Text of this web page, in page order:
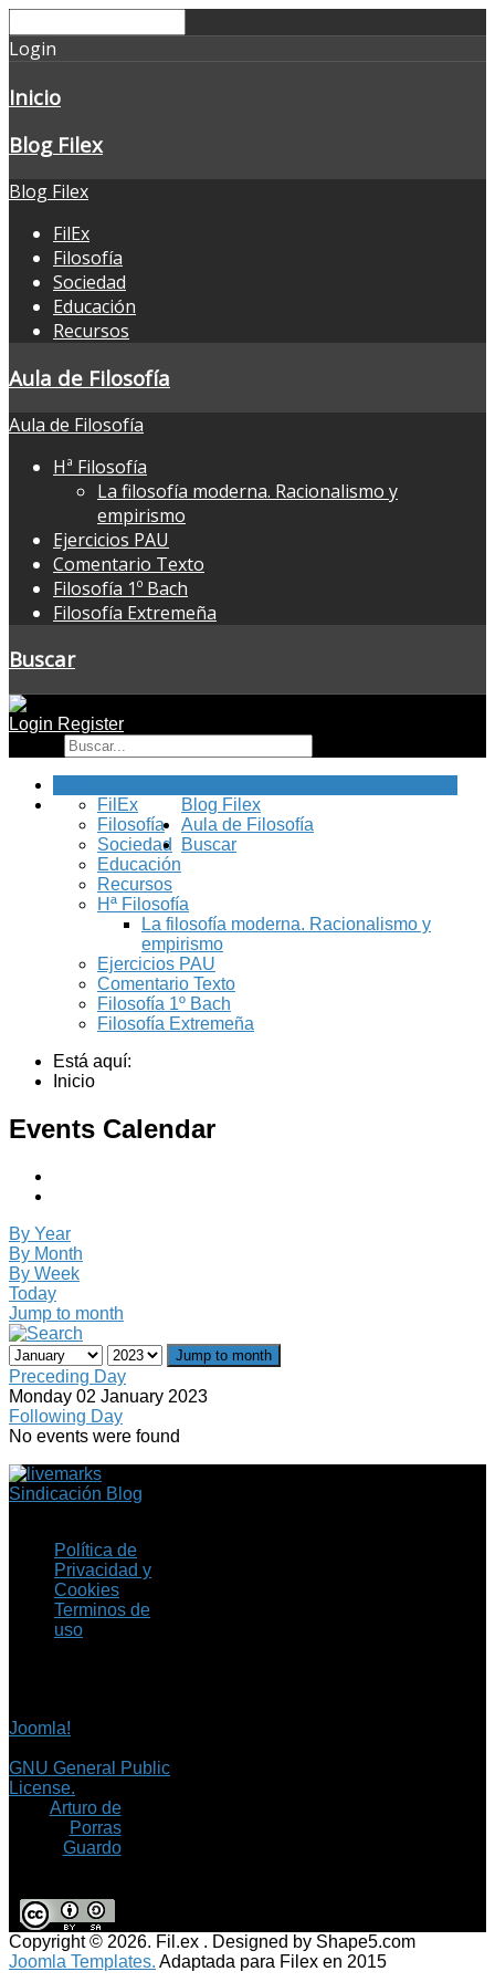
Login
Inicio
Blog Filex
Blog Filex
FilEx
Filosofía
Sociedad
Educación
Recursos
Aula de Filosofía
Aula de Filosofía
Hª Filosofía
La filosofía moderna. Racionalismo y
empirismo
Ejercicios PAU
Comentario Texto
Filosofía 1º Bach
Filosofía Extremeña
Buscar
Login Register
Blog Filex
FilEx
Filosofía
Sociedad
Educación
Recursos
Aula de Filosofía
Hª Filosofía
La filosofía moderna. Racionalismo y
empirismo
Ejercicios PAU
Comentario Texto
Filosofía 1º Bach
Filosofía Extremeña
Buscar
Está aquí:
Inicio
Events Calendar
By Year
By Month
By Week
Today
Jump to month
Jump to month
Preceding Day
Monday 02 January 2023
Following Day
No events were found
Sindicación Blog
Política de
Privacidad y
Cookies
Terminos de
uso
Joomla!
GNU General Public
License.
Arturo de
Porras
Guardo
Copyright © 2026. Fil.ex . Designed by Shape5.com
Joomla Templates. Adaptada para Filex en 2015